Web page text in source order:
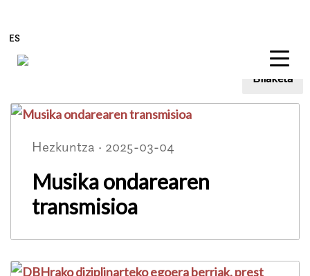
ES
Bloga
Bilaketa
Hezkuntza · 2025-03-04
Musika ondarearen
transmisioa